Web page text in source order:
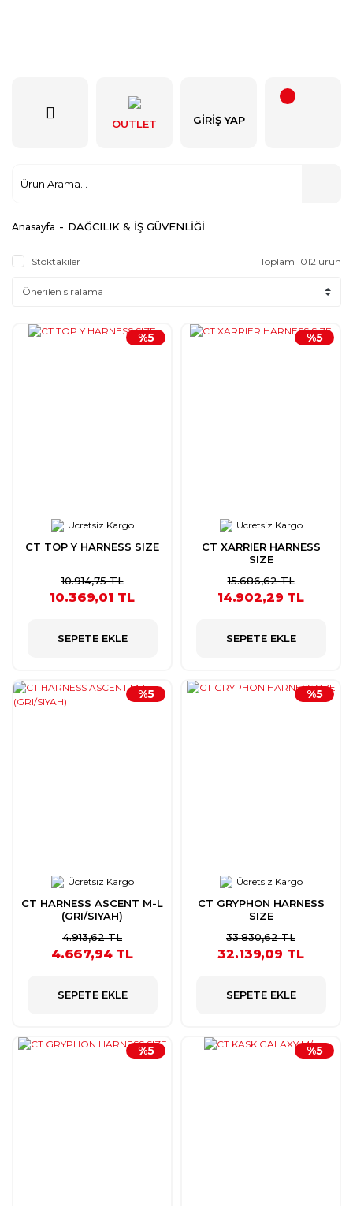
OUTLET GIRIŞ YAP
Anasayfa DAĞCILIK & İŞ GÜVENLİĞİ
Stoktakiler Toplam 1012 ürün
Ücretsiz Kargo
CT TOP Y HARNESS SIZE
%5
10.914,75 TL
10.369,01 TL
SEPETE EKLE
Ücretsiz Kargo
CT XARRIER HARNESS
SIZE
%5
15.686,62 TL
14.902,29 TL
SEPETE EKLE
Ücretsiz Kargo
CT HARNESS ASCENT M-L
(GRI/SIYAH)
%5
4.913,62 TL
4.667,94 TL
SEPETE EKLE
Ücretsiz Kargo
CT GRYPHON HARNESS
SIZE
%5
33.830,62 TL
32.139,09 TL
SEPETE EKLE
%5 %5